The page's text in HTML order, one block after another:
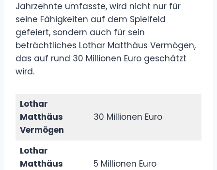
Jahrzehnte umfasste, wird nicht nur für
seine Fähigkeiten auf dem Spielfeld
gefeiert, sondern auch für sein
beträchtliches Lothar Matthäus Vermögen,
das auf rund 30 Millionen Euro geschätzt
wird.
Lothar
Matthäus
Vermögen
30 Millionen Euro
Lothar
Matthäus
5 Millionen Euro